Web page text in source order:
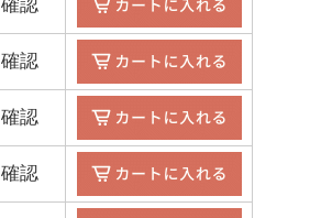
確認
確認
確認
確認